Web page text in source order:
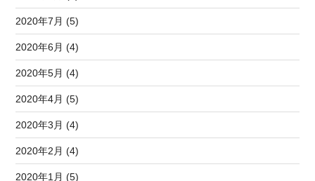
2020年7月 (5)
2020年6月 (4)
2020年5月 (4)
2020年4月 (5)
2020年3月 (4)
2020年2月 (4)
2020年1月 (5)